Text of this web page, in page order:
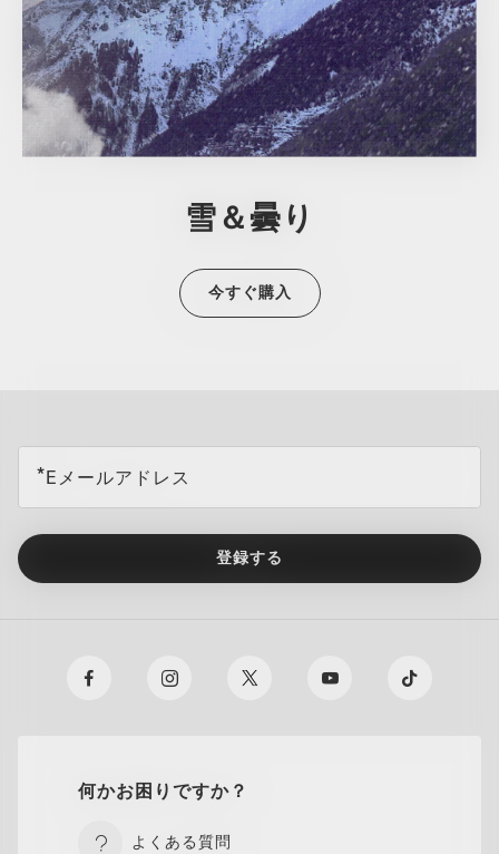
雪＆曇り
今すぐ購入
Eメールアドレス
登録する
何かお困りですか？
よくある質問